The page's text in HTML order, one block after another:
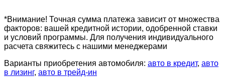
*Внимание! Точная сумма платежа зависит от множества
факторов: вашей кредитной истории, одобренной ставки
и условий программы. Для получения индивидуального
расчета свяжитесь с нашими менеджерами
Варианты приобретения автомобиля: авто в кредит, авто
в лизинг, авто в трейд-ин